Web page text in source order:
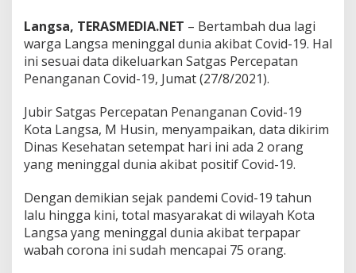
i
n
g
g
a
k
i
b
a
o
v
i
d
Langsa, TERASMEDIA.NET – Bertambah dua lagi
warga Langsa meninggal dunia akibat Covid-19. Hal
ini sesuai data dikeluarkan Satgas Percepatan
Penanganan Covid-19, Jumat (27/8/2021).
Jubir Satgas Percepatan Penanganan Covid-19
Kota Langsa, M Husin, menyampaikan, data dikirim
Dinas Kesehatan setempat hari ini ada 2 orang
yang meninggal dunia akibat positif Covid-19.
Dengan demikian sejak pandemi Covid-19 tahun
lalu hingga kini, total masyarakat di wilayah Kota
Langsa yang meninggal dunia akibat terpapar
wabah corona ini sudah mencapai 75 orang.